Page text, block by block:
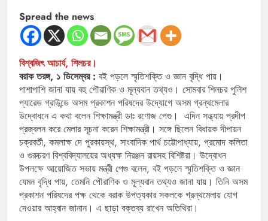
Spread the news
বিশ্বজিৎ আচার্য, শিলচর।
বরাক তরঙ্গ, ১ ডিসেম্বর : বই পড়লে স্মৃতিশক্তি ও জ্ঞান বৃদ্ধি পায়।
পাশাপাশি জানা যায় বহু পৌরাণিক ও মূল্যবান তথ্যও। সোমবার শিলচর পুলিশ
প্যারেড গ্রাউন্ডে অসম প্রকাশন পরিষদের উদ্যোগে অসম গ্রন্থমেলার
উদ্বোধনে এ কথা বলেন শিক্ষামন্ত্রী ডাঃ রণোজ পেগু। এদিন সন্ধ্যায় প্রদীপ
প্রজ্বলন করে মেলার সূচনা করেন শিক্ষামন্ত্রী। সঙ্গে ছিলেন বিধায়ক দীপায়ন
চক্রবর্তী, কমলাক্ষ দে পুরকায়স্থ, সাংবাদিক পার্থ চট্টোপাধ্যায়, প্রমোদ কলিতা
ও গুরুচরণ বিশ্ববিদ্যালয়ের অধ্যক্ষ নিরঞ্জন রায়সহ বিশিষ্টরা। উদ্বোধন
উপলক্ষে আয়োজিত সভায় মন্ত্রী পেগু বলেন, বই পড়লে স্মৃতিশক্তি ও জ্ঞান
যেমন বৃদ্ধি পায়, তেমনি পৌরাণিক ও মূল্যবান তথ্যও জানা যায়। তিনি অসম
প্রকাশন পরিষদের পক্ষ থেকে বরাক উপত্যকার সকলকে গ্রন্থমেলায় যোগ
দেওয়ার আহ্বান জানান। এ ছাড়া বক্তব্য রাখেন অতিথিরা।